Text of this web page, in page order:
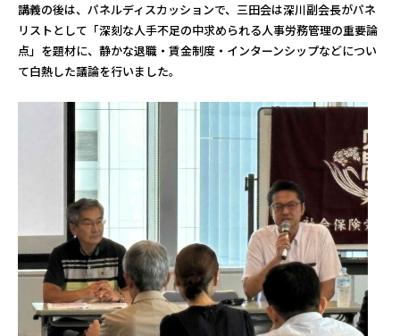
講義の後は、パネルディスカッションで、三田会は深川副会長がパネ
リストとして「深刻な人手不足の中求められる人事労務管理の重要論
点」を題材に、静かな退職・賃金制度・インターンシップなどについ
て白熱した議論を行いました。